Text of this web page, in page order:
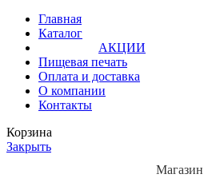
Главная
Каталог
АКЦИИ
Пищевая печать
Оплата и доставка
О компании
Контакты
Корзина
Закрыть
Магазин